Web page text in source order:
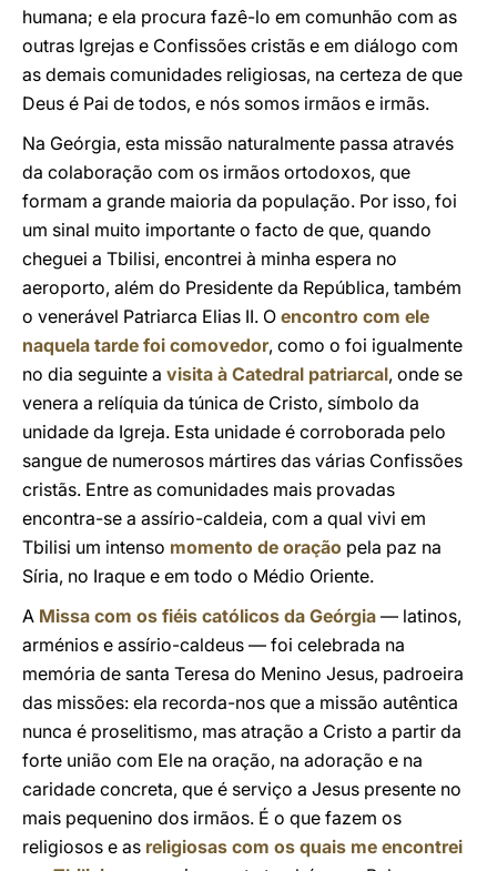
humana; e ela procura fazê-lo em comunhão com as
outras Igrejas e Confissões cristãs e em diálogo com
as demais comunidades religiosas, na certeza de que
Deus é Pai de todos, e nós somos irmãos e irmãs.
Na Geórgia, esta missão naturalmente passa através
da colaboração com os irmãos ortodoxos, que
formam a grande maioria da população. Por isso, foi
um sinal muito importante o facto de que, quando
cheguei a Tbilisi, encontrei à minha espera no
aeroporto, além do Presidente da República, também
o venerável Patriarca Elias II. O encontro com ele
naquela tarde foi comovedor, como o foi igualmente
no dia seguinte a visita à Catedral patriarcal, onde se
venera a relíquia da túnica de Cristo, símbolo da
unidade da Igreja. Esta unidade é corroborada pelo
sangue de numerosos mártires das várias Confissões
cristãs. Entre as comunidades mais provadas
encontra-se a assírio-caldeia, com a qual vivi em
Tbilisi um intenso momento de oração pela paz na
Síria, no Iraque e em todo o Médio Oriente.
A Missa com os fiéis católicos da Geórgia — latinos,
arménios e assírio-caldeus — foi celebrada na
memória de santa Teresa do Menino Jesus, padroeira
das missões: ela recorda-nos que a missão autêntica
nunca é proselitismo, mas atração a Cristo a partir da
forte união com Ele na oração, na adoração e na
caridade concreta, que é serviço a Jesus presente no
mais pequenino dos irmãos. É o que fazem os
religiosos e as religiosas com os quais me encontrei